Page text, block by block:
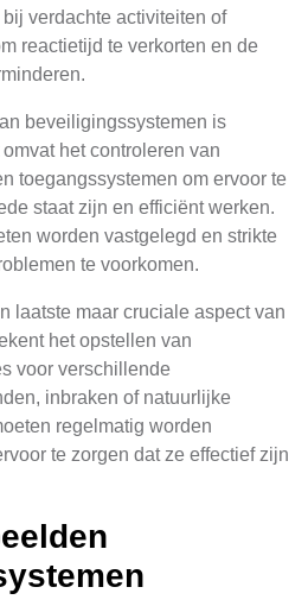
verdachte activiteiten of
reactietijd te verkorten en de
beveiligingssystemen is
het controleren van
toegangssystemen om ervoor te
staat zijn en efficiënt werken.
worden vastgelegd en strikte
te voorkomen.
laatste maar cruciale aspect van
het opstellen van
voor verschillende
inbraken of natuurlijke
regelmatig worden
te zorgen dat ze effectief zijn